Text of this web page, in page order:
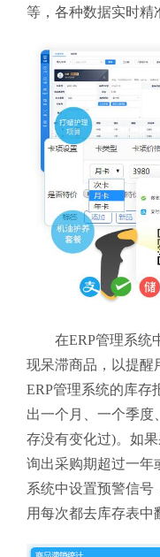
等，各种数据实时精
在ERP管理系统
现呆滞商品，以提醒
ERP管理系统的库存
出一个月、一个季度
存没有变化过)。如
询出采购期超过一年
系统中设置预警信号
用每次都去库存表中